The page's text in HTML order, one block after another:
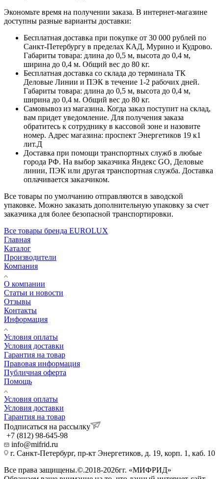
Экономьте время на получении заказа. В интернет-магазине
доступны разные варианты доставки:
Бесплатная доставка при покупке от 30 000 рублей по
Санкт-Петербургу в пределах КАД, Мурино и Кудрово.
Габариты товара: длина до 0,5 м, высота до 0,4 м,
ширина до 0,4 м. Общий вес до 80 кг.
Бесплатная доставка со склада до терминала ТК
Деловые Линии и ПЭК в течение 1-2 рабочих дней.
Габариты товара: длина до 0,5 м, высота до 0,4 м,
ширина до 0,4 м. Общий вес до 80 кг.
Самовывоз из магазина. Когда заказ поступит на склад,
вам придет уведомление. Для получения заказа
обратитесь к сотруднику в кассовой зоне и назовите
номер. Адрес магазина: проспект Энергетиков 19 к1
лит.Д
Доставка при помощи транспортных служб в любые
города РФ. На выбор заказчика Яндекс GO, Деловые
линии, ПЭК или другая транспортная служба. Доставка
оплачивается заказчиком.
Все товары по умолчанию отправляются в заводской
упаковке. Можно заказать дополнительную упаковку за счет
заказчика для более безопасной транспортировки.
Все товары бренда EUROLUX
Главная
Каталог
Производители
Компания
О компании
Статьи и новости
Отзывы
Контакты
Информация
Условия оплаты
Условия доставки
Гарантия на товар
Правовая информация
Публичная оферта
Помощь
Условия оплаты
Условия доставки
Гарантия на товар
Подписаться на рассылку
+7 (812) 98-645-98
info@mifrid.ru
г. Санкт-Петербург, пр-кт Энергетиков, д. 19, корп. 1, каб. 10
Все права защищены.©.2018-2026гг. «МИФРИД»